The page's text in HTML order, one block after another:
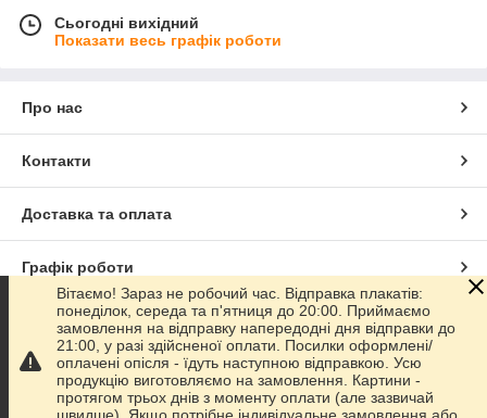
Сьогодні вихідний
Показати весь графік роботи
Про нас
Контакти
Доставка та оплата
Графік роботи
Повна версія сайту
Сайт створено на маркетплейсіProm.ua
Вітаємо! Зараз не робочий час. Відправка плакатів:
понеділок, середа та п'ятниця до 20:00. Приймаємо
замовлення на відправку напередодні дня відправки до
21:00, у разі здійсненої оплати. Посилки оформлені/
оплачені опісля - їдуть наступною відправкою. Усю
продукцію виготовляємо на замовлення. Картини -
протягом трьох днів з моменту оплати (але зазвичай